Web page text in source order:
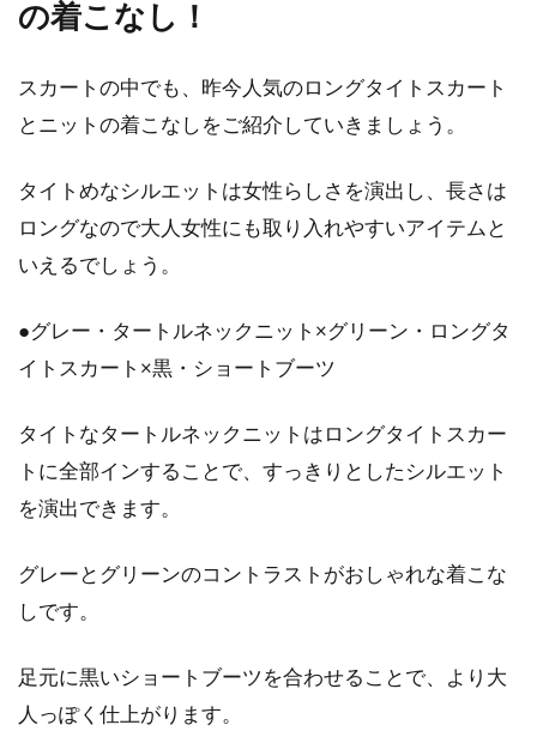
ゃれに冬を過ごそう！
肌寒い季節が近づくと、今年はどんなアウター
の楽しみ...
ロンのかけ方をご紹介！
で！アイロンのかけ方を知っておこう2 Tシャツ
にアイロン...
コートとバッグの組合せ！TPOや季
服装にはTPOというものがあります。時と、場
所と、目的ですね。それによって、私たちは服
装...
の着こなし！
スカートの中でも、昨今人気のロングタイトスカート
とニットの着こなしをご紹介していきましょう。
タイトめなシルエットは女性らしさを演出し、長さは
ロングなので大人女性にも取り入れやすいアイテムと
いえるでしょう。
●グレー・タートルネックニット×グリーン・ロングタ
イトスカート×黒・ショートブーツ
タイトなタートルネックニットはロングタイトスカー
トに全部インすることで、すっきりとしたシルエット
を演出できます。
グレーとグリーンのコントラストがおしゃれな着こな
しです。
足元に黒いショートブーツを合わせることで、より大
人っぽく仕上がります。